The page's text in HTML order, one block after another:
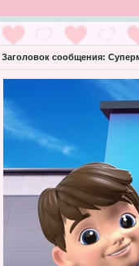
Заголовок сообщения: